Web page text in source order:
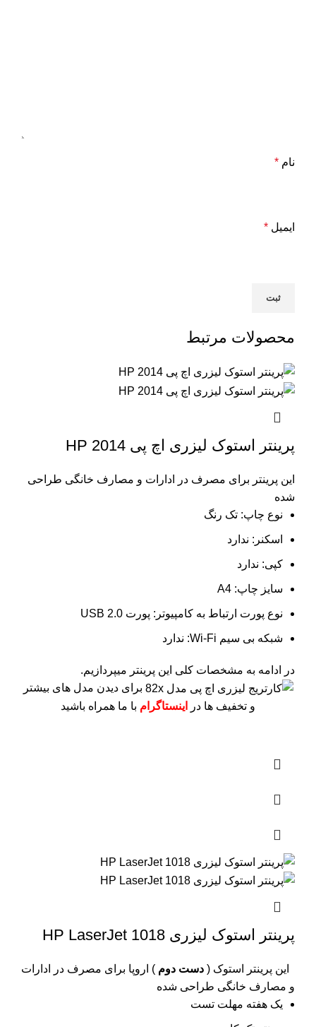
نام *
ایمیل *
محصولات مرتبط
پرینتر استوک لیزری اچ پی 2014 HP
این پرینتر برای مصرف در ادارات و مصارف خانگی طراحی
شده
نوع چاپ: تک رنگ
اسکنر: ندارد
کپی: ندارد
سایز چاپ: A4
نوع پورت ارتباط به کامپیوتر: پورت USB 2.0
شبکه بی سیم Wi-Fi: ندارد
در ادامه به مشخصات کلی این پرینتر میپردازیم.
برای دیدن مدل های بیشتر
و تخفیف ها در
اینستاگرام با ما همراه باشید
پرینتر استوک لیزری HP LaserJet 1018
این پرینتر استوک ( دست دوم ) اروپا برای مصرف در ادارات
و مصارف خانگی طراحی شده
یک هفته مهلت تست